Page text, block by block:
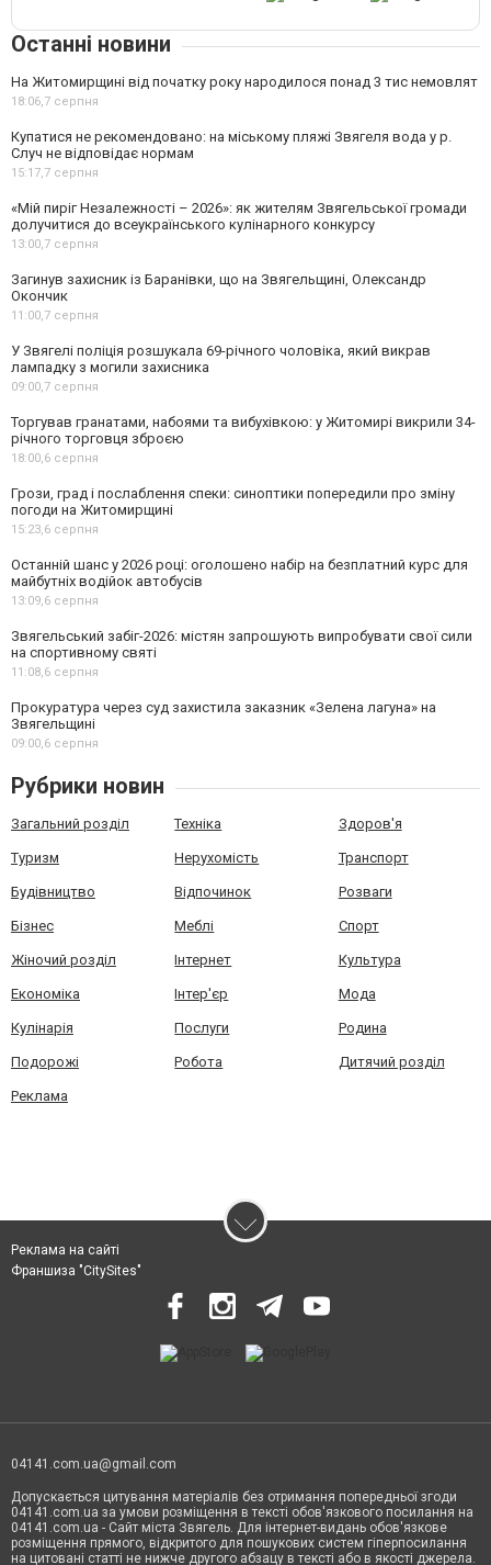
Останні новини
На Житомирщині від початку року народилося понад 3 тис немовлят
18:06,7 серпня
Купатися не рекомендовано: на міському пляжі Звягеля вода у р.
Случ не відповідає нормам
15:17,7 серпня
«Мій пиріг Незалежності – 2026»: як жителям Звягельської громади
долучитися до всеукраїнського кулінарного конкурсу
13:00,7 серпня
Загинув захисник із Баранівки, що на Звягельщині, Олександр
Окончик
11:00,7 серпня
У Звягелі поліція розшукала 69-річного чоловіка, який викрав
лампадку з могили захисника
09:00,7 серпня
Торгував гранатами, набоями та вибухівкою: у Житомирі викрили 34-
річного торговця зброєю
18:00,6 серпня
Грози, град і послаблення спеки: синоптики попередили про зміну
погоди на Житомирщині
15:23,6 серпня
Останній шанс у 2026 році: оголошено набір на безплатний курс для
майбутніх водійок автобусів
13:09,6 серпня
Звягельський забіг-2026: містян запрошують випробувати свої сили
на спортивному святі
11:08,6 серпня
Прокуратура через суд захистила заказник «Зелена лагуна» на
Звягельщині
09:00,6 серпня
Рубрики новин
Загальний розділ Техніка Здоров'я
Туризм Нерухомість Транспорт
Будівництво Відпочинок Розваги
Бізнес Меблі Спорт
Жіночий розділ Інтернет Культура
Економіка Інтер'єр Мода
Кулінарія Послуги Родина
Подорожі Робота Дитячий розділ
Реклама
Реклама на сайті
Франшиза "CitySites"
04141.com.ua@gmail.com
Допускається цитування матеріалів без отримання попередньої згоди
04141.com.ua за умови розміщення в тексті обов'язкового посилання на
04141.com.ua - Сайт міста Звягель. Для інтернет-видань обов'язкове
розміщення прямого, відкритого для пошукових систем гіперпосилання
на цитовані статті не нижче другого абзацу в тексті або в якості джерела.